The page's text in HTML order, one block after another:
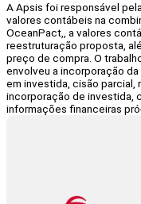
A Apsis foi responsável
valores contábeis na
OceanPact,, a valores
reestruturação proposta,
preço de compra. O
envolveu a incorporação
em investida, cisão
incorporação de investida,
informações financeiras